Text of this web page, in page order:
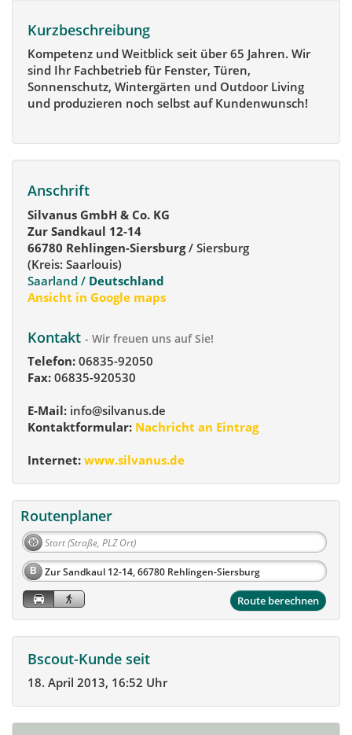
Kurzbeschreibung
Kompetenz und Weitblick seit über 65 Jahren. Wir
sind Ihr Fachbetrieb für Fenster, Türen,
Sonnenschutz, Wintergärten und Outdoor Living
und produzieren noch selbst auf Kundenwunsch!
Anschrift
Silvanus GmbH & Co. KG
Zur Sandkaul 12-14
66780 Rehlingen-Siersburg/ Siersburg
(Kreis: Saarlouis)
Saarland / Deutschland
Ansicht in Google maps
Kontakt - Wir freuen uns auf Sie!
Telefon: 06835-92050
Fax: 06835-920530
E-Mail: info@silvanus.de
Kontaktformular: Nachricht an Eintrag
Internet: www.silvanus.de
Routenplaner
B
Route berechnen
Bscout-Kunde seit
18. April 2013, 16:52 Uhr